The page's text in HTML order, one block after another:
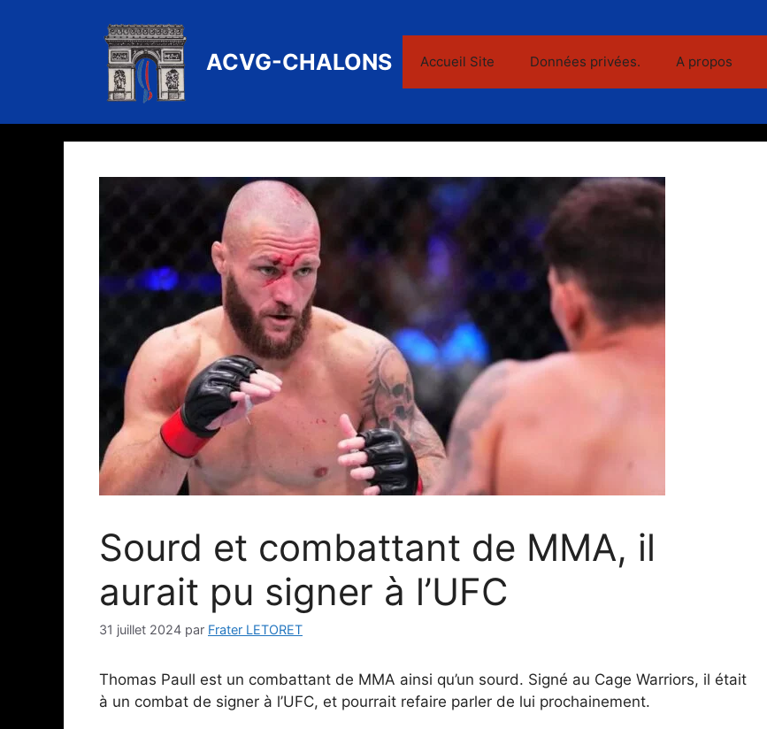
ACVG-CHALONS Accueil Site Données privées. A propos
Sourd et combattant de MMA, il
aurait pu signer à l’UFC
31 juillet 2024 par Frater LETORET
Thomas Paull est un combattant de MMA ainsi qu’un sourd. Signé au Cage Warriors, il était
à un combat de signer à l’UFC, et pourrait refaire parler de lui prochainement.